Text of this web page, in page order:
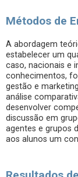
Métodos de
A abordagem
estabelecer um
caso, nacionais e
conhecimentos,
gestão e
análise
desenvolver
discussão em
agentes e grupos
aos alunos um